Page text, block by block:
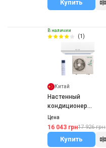
Купить
В наличии
(1)
Китай
Настенный
кондиционер
Fischer FI/FO-09TIN
Цена
16 043 грн17 926 грн
Купить